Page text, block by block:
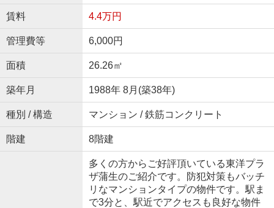
賃料 4.4万円
管理費等 6,000円
面積 26.26㎡
築年月 1988年 8月(築38年)
種別 / 構造 マンション / 鉄筋コンクリート
階建 8階建
多くの方からご好評頂いている東洋プラ
ザ蒲生のご紹介です。防犯対策もバッチ
リなマンションタイプの物件です。駅ま
で3分と、駅近でアクセスも良好な物件